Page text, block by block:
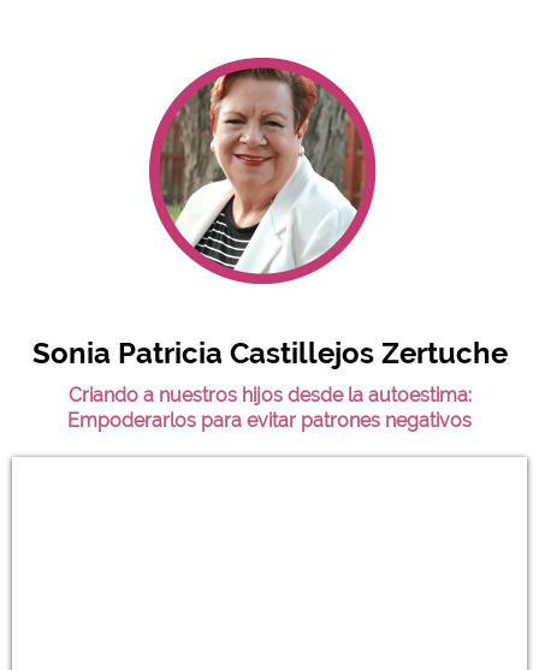
Sonia Patricia Castillejos Zertuche
Criando a nuestros hijos desde la autoestima:
Empoderarlos para evitar patrones negativos